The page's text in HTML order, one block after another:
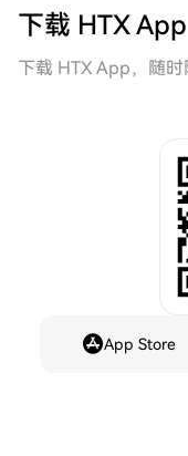
下载 HTX App
下载 HTX App，随
App Store